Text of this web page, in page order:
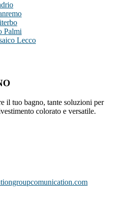
Palmi
Lecco
il tuo bagno, tante soluzioni per
colorato e versatile.